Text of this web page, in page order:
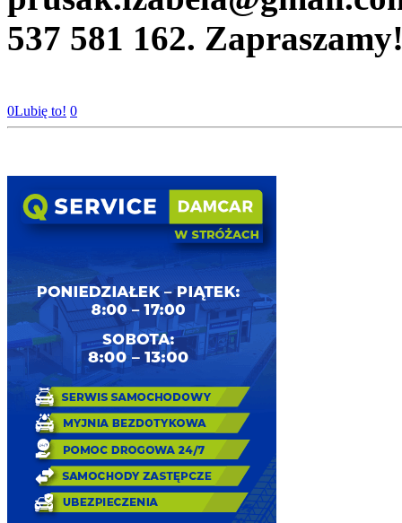
537 581 162.
0Lubię to! 0